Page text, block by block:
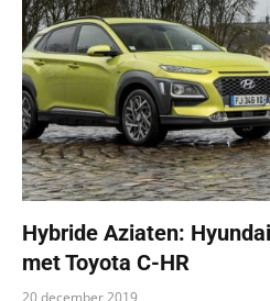
Hybride Aziaten:
met Toyota C-HR
20 december 2019